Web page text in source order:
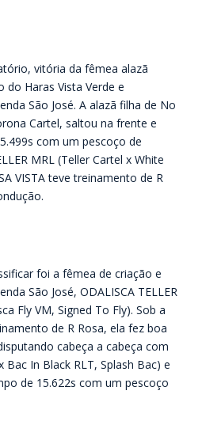
vitória da fêmea alazã
do Haras Vista Verde e
São José. A alazã filha de No
Cartel, saltou na frente e
com um pescoço de
MRL (Teller Cartel x White
VISTA teve treinamento de R
foi a fêmea de criação e
São José, ODALISCA TELLER
Fly VM, Signed To Fly). Sob a
de R Rosa, ela fez boa
cabeça a cabeça com
Bac In Black RLT, Splash Bac) e
de 15.622s com um pescoço